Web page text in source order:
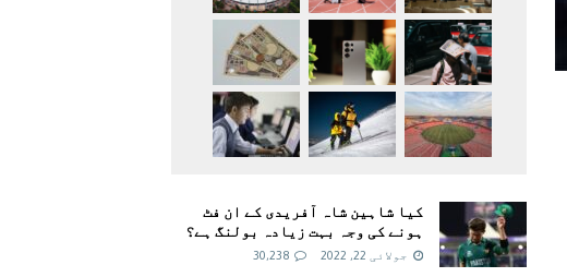
کیا شاہین شاہ آفریدی کے ان فٹ
ہونے کی وجہ بہت زیادہ بولنگ ہے؟
جولائی 22, 2022 30,238